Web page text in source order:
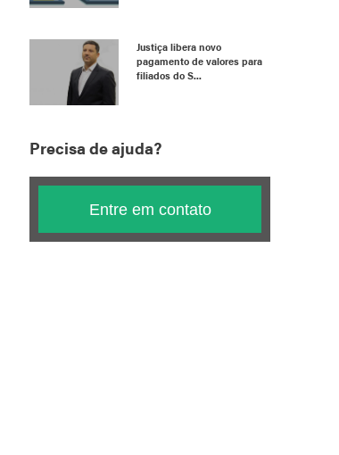
Justiça libera novo
pagamento de valores para
filiados do S...
Precisa de ajuda?
Entre em contato